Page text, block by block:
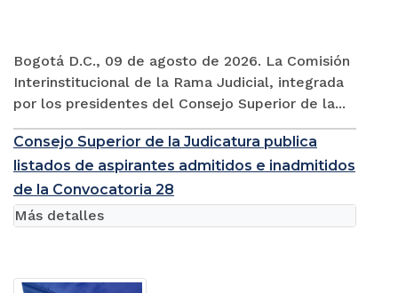
Bogotá D.C., 09 de agosto de 2026. La Comisión
Interinstitucional de la Rama Judicial, integrada
por los presidentes del Consejo Superior de la...
Consejo Superior de la Judicatura publica
listados de aspirantes admitidos e inadmitidos
de la Convocatoria 28
Más detalles